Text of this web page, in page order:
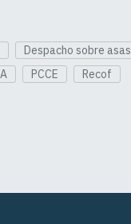
Despacho sobre asas
PCCE
Recof